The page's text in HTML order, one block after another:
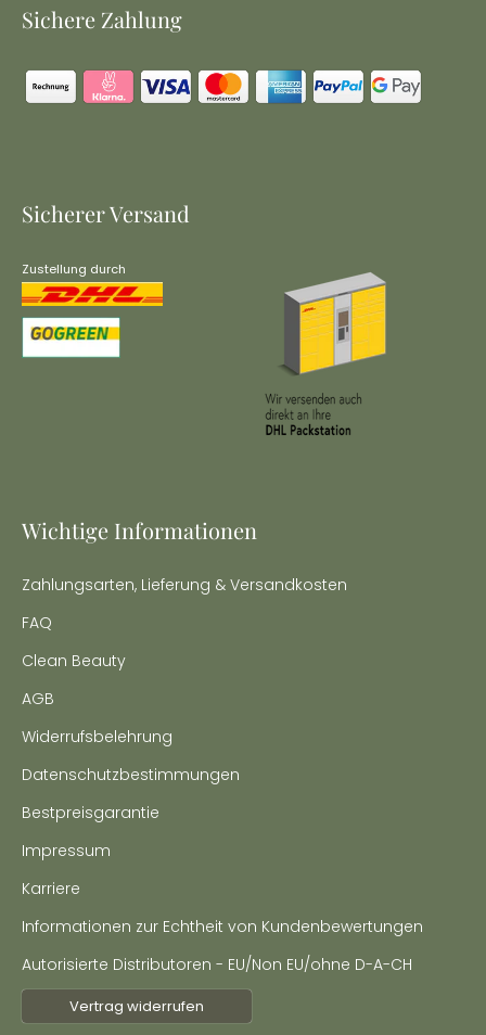
Wichtige Informationen
Zahlungsarten, Lieferung & Versandkosten
FAQ
Clean Beauty
AGB
Widerrufsbelehrung
Datenschutzbestimmungen
Bestpreisgarantie
Impressum
Karriere
Informationen zur Echtheit von Kundenbewertungen
Autorisierte Distributoren - EU/Non EU/ohne D-A-CH
Vertrag widerrufen
Sicherer Versand
Zustellung durch
Sichere Zahlung